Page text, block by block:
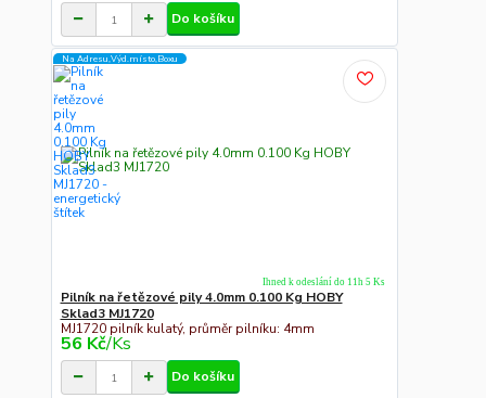
Do košíku
Na Adresu,Výd.místo,Boxu
Pilník na řetězové pily 4.0mm 0.100 Kg HOBY
Sklad3 MJ1720
MJ1720 pilník kulatý, průměr pilníku: 4mm
56 Kč/Ks
Ihned k odeslání do 11h 5 Ks
Do košíku